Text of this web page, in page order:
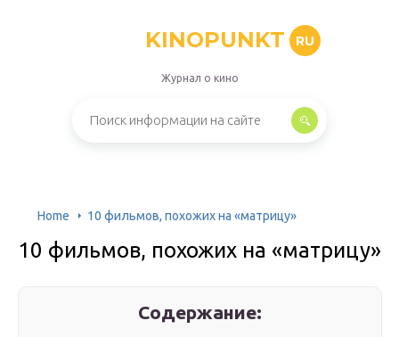
KINOPUNKT RU
Журнал о кино
Home 10 фильмов, похожих на «матрицу»
10 фильмов, похожих на «матрицу»
Содержание: